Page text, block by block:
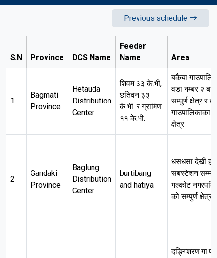
Previous schedule
S.N Province DCS Name
Feeder
Name
Area
1
Bagmati
Province
Hetauda
Distribution
Center
शिवम ३३ के.भी,
छतिवन ३३
के.भी. र ग्रामिण
११ के.भी.
बकैया
वडा नम्बर २
सम्पुर्ण क्षेत्र र
गाउपालिकाका
क्षेत्र
2
Gandaki
Province
Baglung
Distribution
Center
burtibang
and hatiya
धसधसा देखी
सबस्टेशन सम्म,
गल्कोट
को सम्पुर्ण क्षेत्र
दङ्गिशरण